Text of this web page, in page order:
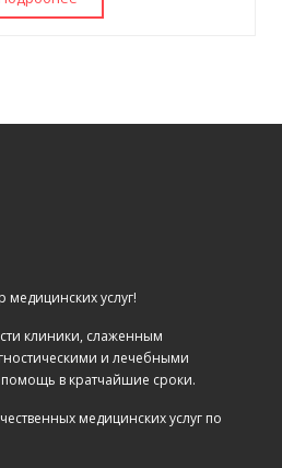
услуг!
клиники, слаженным
и лечебными
в кратчайшие сроки.
медицинских услуг по